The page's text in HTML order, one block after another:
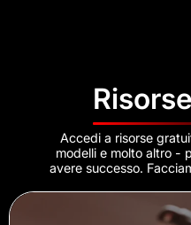
Accedi a risorse
modelli e molto altro -
avere successo.